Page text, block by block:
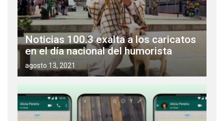
Noticias 100.3 exalta a los caricatos
en el día nacional del humorista
agosto 13, 2021